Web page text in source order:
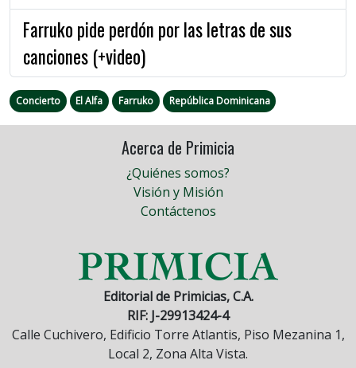
Farruko pide perdón por las letras de sus
canciones (+video)
Concierto El Alfa Farruko República Dominicana
Acerca de Primicia
¿Quiénes somos?
Visión y Misión
Contáctenos
Editorial de Primicias, C.A.
RIF: J-29913424-4
Calle Cuchivero, Edificio Torre Atlantis, Piso Mezanina 1,
Local 2, Zona Alta Vista.